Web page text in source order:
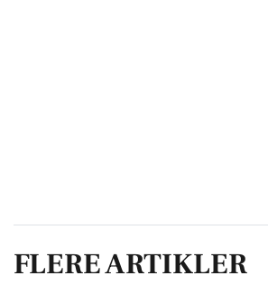
FLERE ARTIKLER